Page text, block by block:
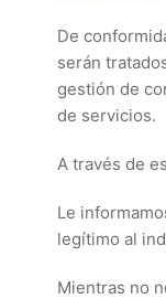
De
serán
gestión de
de servicios.
A través de
Le
legítimo al
Mientras no